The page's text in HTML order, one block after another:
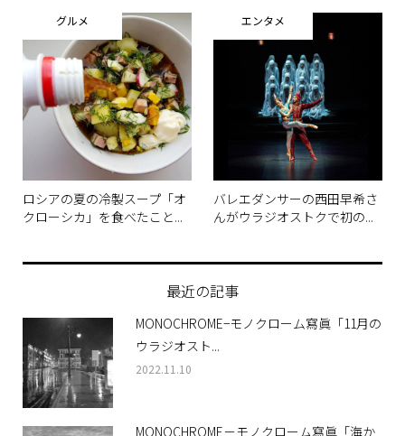
グルメ
ロシアの夏の冷製スープ「オ
クローシカ」を食べたこと...
エンタメ
バレエダンサーの西田早希さ
んがウラジオストクで初の...
最近の記事
MONOCHROME−モノクローム寫眞「11月の
ウラジオスト...
2022.11.10
MONOCHROME－モノクローム寫眞「海か